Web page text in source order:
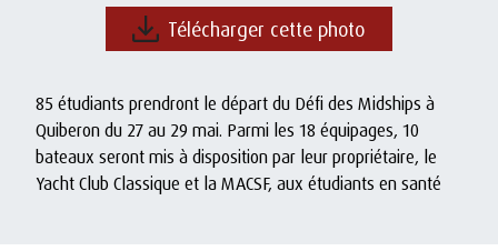
Télécharger cette photo
85 étudiants prendront le départ du Défi des Midships à
Quiberon du 27 au 29 mai. Parmi les 18 équipages, 10
bateaux seront mis à disposition par leur propriétaire, le
Yacht Club Classique et la MACSF, aux étudiants en santé